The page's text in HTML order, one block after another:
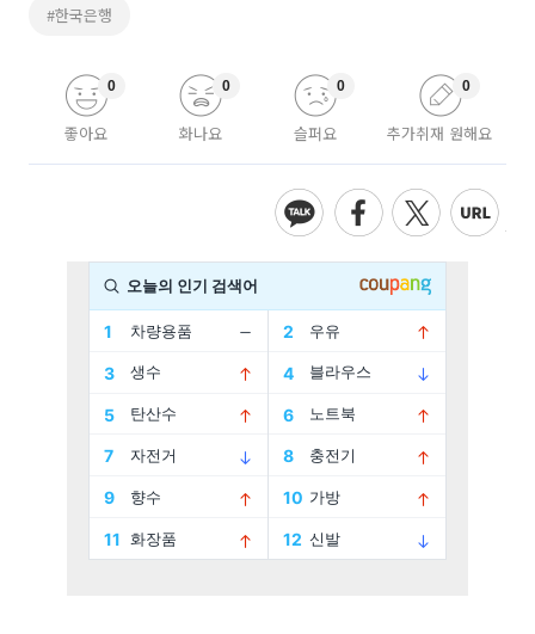
#한국은행
좋아요
0
화나요
0
슬퍼요
0
추가취재 원해요
0